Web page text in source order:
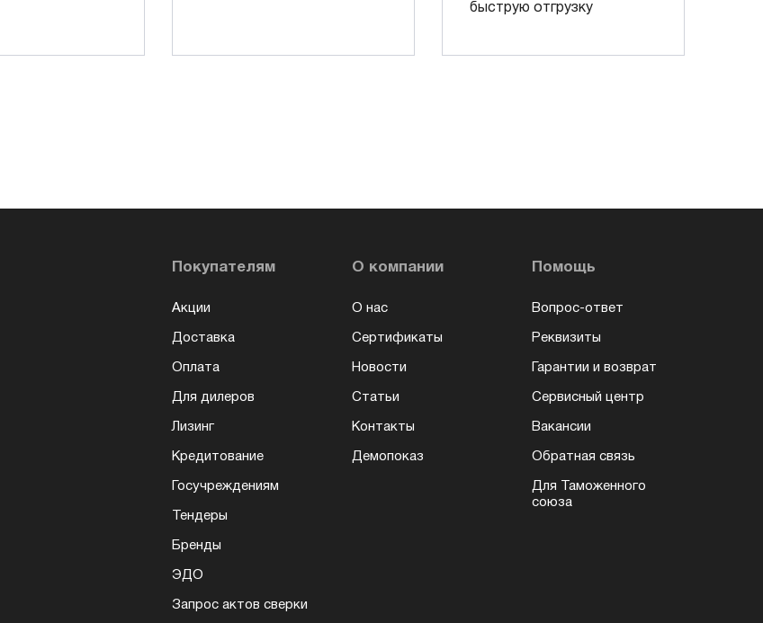
быструю отгрузку
Покупателям
Акции
Доставка
Оплата
Для дилеров
Лизинг
Кредитование
Госучреждениям
Тендеры
Бренды
ЭДО
О компании
О нас
Сертификаты
Новости
Статьи
Контакты
Демопоказ
Помощь
Вопрос-ответ
Реквизиты
Гарантии и возврат
Сервисный центр
Вакансии
Обратная связь
Для Таможенного
союза
Запрос актов сверки